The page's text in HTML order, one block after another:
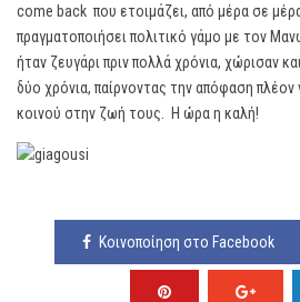
come back που ετοιμάζει, από μέρα σε
πραγματοποιήσει πολιτικό γάμο με τον
ήταν ζευγάρι πριν πολλά χρόνια, χώρισαν
δύο χρόνια, παίρνοντας την απόφαση πλέον
κοινού στην ζωή τους. Η ώρα η καλή!
Κοινοποίηση στο Facebook